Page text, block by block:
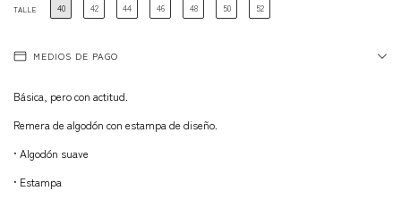
TALLE 40 42 44 46 48 50 52
MEDIOS DE PAGO
Básica, pero con actitud.
Remera de algodón con estampa de diseño.
• Algodón suave
• Estampa